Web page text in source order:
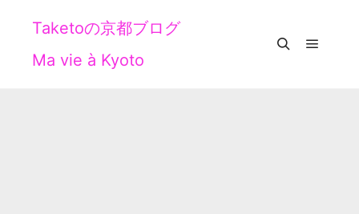
Taketoの京都ブログ
Ma vie à Kyoto